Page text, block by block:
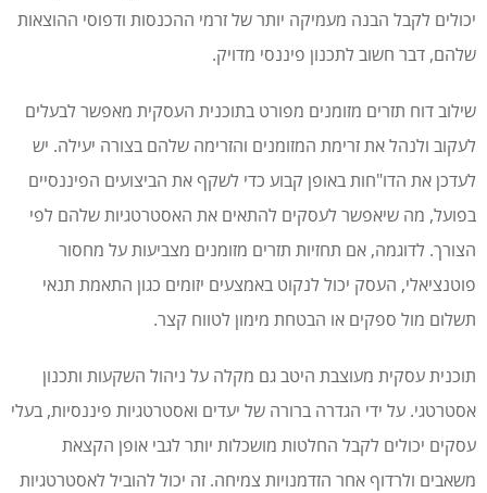
יכולים לקבל הבנה מעמיקה יותר של זרמי ההכנסות ודפוסי ההוצאות
שלהם, דבר חשוב לתכנון פיננסי מדויק.
שילוב דוח תזרים מזומנים מפורט בתוכנית העסקית מאפשר לבעלים
לעקוב ולנהל את זרימת המזומנים והזרימה שלהם בצורה יעילה. יש
לעדכן את הדו"חות באופן קבוע כדי לשקף את הביצועים הפיננסיים
בפועל, מה שיאפשר לעסקים להתאים את האסטרטגיות שלהם לפי
הצורך. לדוגמה, אם תחזיות תזרים מזומנים מצביעות על מחסור
פוטנציאלי, העסק יכול לנקוט באמצעים יזומים כגון התאמת תנאי
תשלום מול ספקים או הבטחת מימון לטווח קצר.
תוכנית עסקית מעוצבת היטב גם מקלה על ניהול השקעות ותכנון
אסטרטגי. על ידי הגדרה ברורה של יעדים ואסטרטגיות פיננסיות, בעלי
עסקים יכולים לקבל החלטות מושכלות יותר לגבי אופן הקצאת
משאבים ולרדוף אחר הזדמנויות צמיחה. זה יכול להוביל לאסטרטגיות